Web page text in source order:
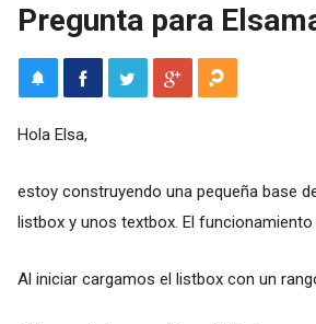
Pregunta para
Hola Elsa,
estoy construyendo una pequeña base
listbox y unos textbox. El funcionamiento
Al iniciar cargamos el listbox con un